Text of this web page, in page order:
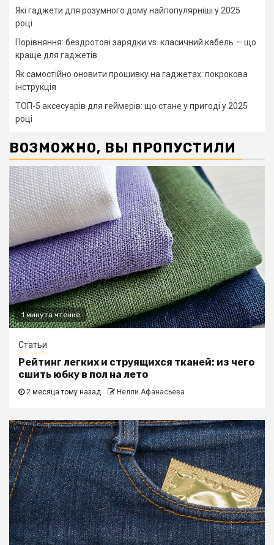
Які гаджети для розумного дому найпопулярніші у 2025
році
Порівняння: бездротові зарядки vs. класичний кабель — що
краще для гаджетів
Як самостійно оновити прошивку на гаджетах: покрокова
інструкція
ТОП-5 аксесуарів для геймерів: що стане у пригоді у 2025
році
ВОЗМОЖНО, ВЫ ПРОПУСТИЛИ
1 минута чтение
Статьи
Рейтинг легких и струящихся тканей: из чего
сшить юбку в пол на лето
2 месяца тому назад Нелли Афанасьева